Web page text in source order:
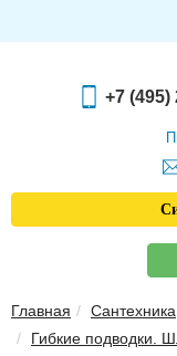
ОТДЕЛОЧНЫЕ
ЭЛЕКТРИКА И
+7 (495)
Главная
Сантехника
Гибкие подводки.